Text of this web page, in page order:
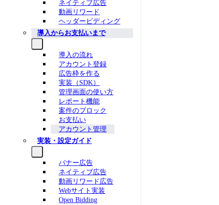
ネイティブ広告
動画リワード
ヘッダービディング
導入からお支払いまで
導入の流れ
アカウント登録
広告枠を作る
実装（SDK）
管理画面の使い方
レポート機能
案件のブロック
お支払い
アカウント管理
実装・設定ガイド
バナー広告
ネイティブ広告
動画リワード広告
Webサイト実装
Open Bidding